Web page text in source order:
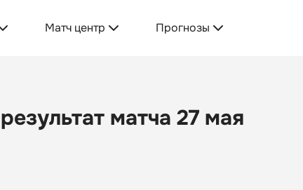
Матч центр Прогнозы
матча 27 мая